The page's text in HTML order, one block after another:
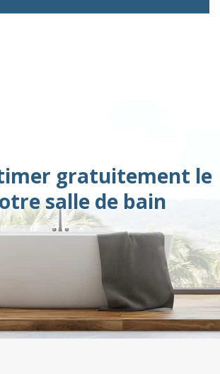
gratuitement le
salle de bain